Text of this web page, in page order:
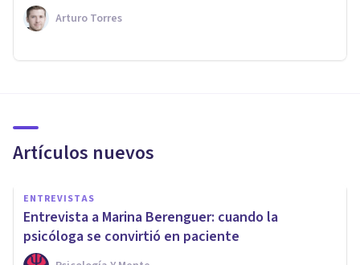
Arturo Torres
Artículos nuevos
ENTREVISTAS
Entrevista a Marina Berenguer: cuando la
psicóloga se convirtió en paciente